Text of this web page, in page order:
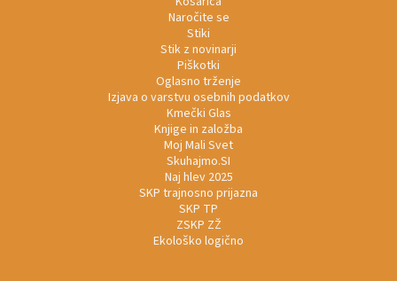
Naročite se
Stiki
Stik z novinarji
Piškotki
Oglasno trženje
Izjava o varstvu osebnih podatkov
Kmečki Glas
Knjige in založba
Moj Mali Svet
Skuhajmo.SI
Naj hlev 2025
SKP trajnosno prijazna
SKP TP
ZSKP ZŽ
Ekološko logično